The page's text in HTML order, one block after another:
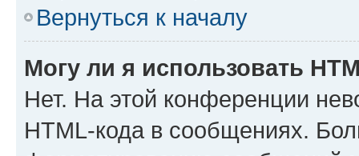
Вернуться к началу
Могу ли я использовать
Нет. На этой конференции
HTML-кода в сообщениях.